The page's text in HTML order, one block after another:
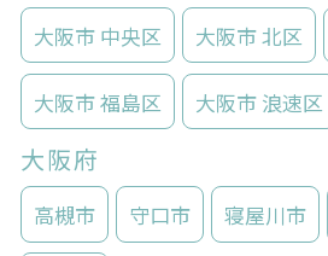
大阪市 中央区 大阪市 北区
大阪市 福島区 大阪市 浪速区
大阪府
高槻市 守口市 寝屋川市